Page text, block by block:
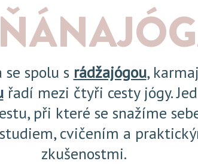
se spolu s rádžajógou,
řadí mezi čtyři cesty jógy.
při které se snažíme
cvičením a
zkušenostmi.